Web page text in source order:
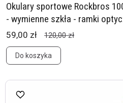
Okulary sportowe Rockbros
- wymienne szkła - ramki
59,00 zł 120,00 zł
Do koszyka